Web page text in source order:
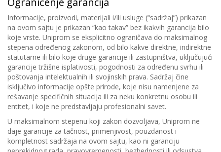
Informacije, proizvodi, materijali i/ili usluge (“sadržaj”) prikazan
na ovom sajtu je prikazan “kao takav” bez ikakvih garancija bilo
koje vrste. Uniprom se eksplicitno ograničava do maksimalnog
stepena određenog zakonom, od bilo kakve direktne, indirektne
statutarne ili bilo koje druge garancije ili zastupništva, uključujući
garancije tržišne isplativosti, pogodnosti za određenu svrhu ili
poštovanja intelektualnih ili svojinskih prava. Sadržaj čine
isključivo informacije opšte prirode, koje nisu namenjene za
rešavanje specifičnih situacija ili za neku konkretnu osobu ili
entitet, i koje ne predstavljaju profesionalni savet.
U maksimalnom stepenu koji zakon dozvoljava, Uniprom ne
daje garancije za tačnost, primenjivost, pouzdanost i
kompletnost sadržaja na ovom sajtu, kao ni garanciju